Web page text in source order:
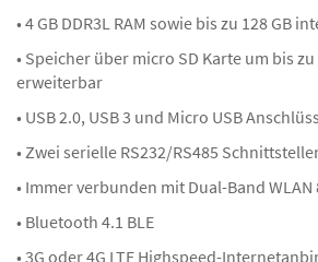
• 4 GB DDR3L RAM sowie bis zu 128 GB
• Speicher über micro SD Karte um bis
erweiterbar
• USB 2.0, USB 3 und Micro USB
• Zwei serielle RS232/RS485
• Immer verbunden mit Dual-Band
• Bluetooth 4.1 BLE
• 3G oder 4G LTE Highspeed-